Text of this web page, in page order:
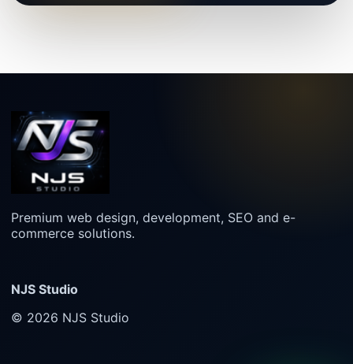
Premium web design, development, SEO and e-
commerce solutions.
NJS Studio
© 2026 NJS Studio